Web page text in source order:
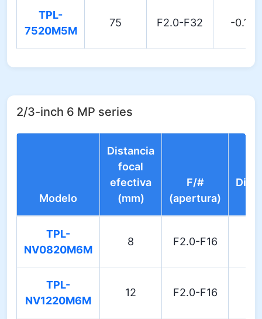
TPL-
7520M5M
75 F2.0-F32 -
2/3-inch 6 MP series
Modelo
Distancia
focal
efectiva
(mm)
F/#
(apertura)
TPL-
NV0820M6M
8 F2.0-F16
TPL-
NV1220M6M
12 F2.0-F16